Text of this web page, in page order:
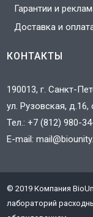
Гарантии и
Доставка и
КОНТАКТЫ
190013, г. Санкт-
ул. Рузовская,
Тел.:+7 (812) 980-
E-mail:
© 2019 Компания
лабораторий